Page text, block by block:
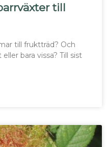
till
till fruktträd? Och
bara vissa? Till sist